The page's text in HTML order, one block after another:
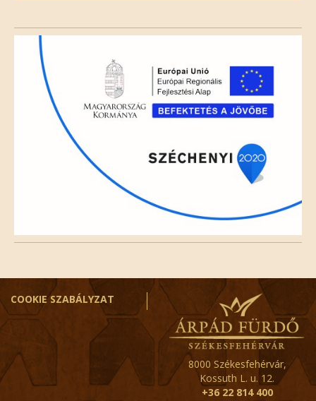
field
empty.
COOKIE SZABÁLYZAT
8000 Székesfehérvár,
Kossuth L. u. 12.
+36 22 814 400